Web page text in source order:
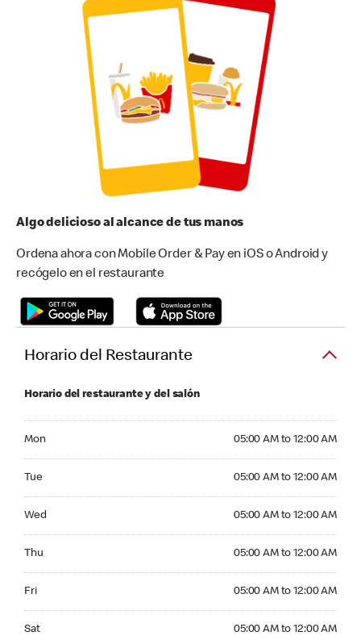
Algo delicioso al alcance de tus manos
Ordena ahora con Mobile Order & Pay en iOS o Android y
recógelo en el restaurante
Horario del Restaurante
Horario del restaurante y del salón
Mon 05:00 AM to 12:00 AM
Tue 05:00 AM to 12:00 AM
Wed 05:00 AM to 12:00 AM
Thu 05:00 AM to 12:00 AM
Fri 05:00 AM to 12:00 AM
Sat 05:00 AM to 12:00 AM